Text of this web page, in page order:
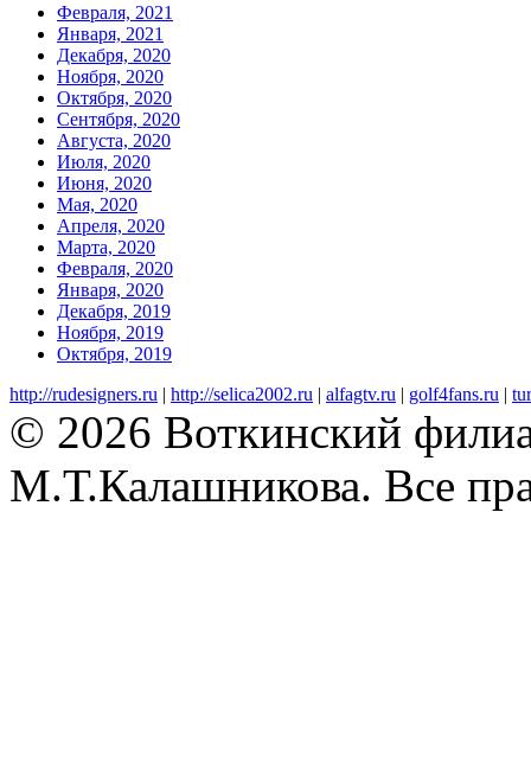
Февраля, 2021
Января, 2021
Декабря, 2020
Ноября, 2020
Октября, 2020
Сентября, 2020
Августа, 2020
Июля, 2020
Июня, 2020
Мая, 2020
Апреля, 2020
Марта, 2020
Февраля, 2020
Января, 2020
Декабря, 2019
Ноября, 2019
Октября, 2019
http://rudesigners.ru | http://selica2002.ru | alfagtv.ru | golf4fans.ru |
© 2026 Воткинский
М.Т.Калашникова. Все